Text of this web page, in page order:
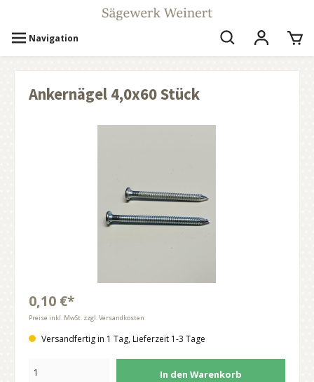
Navigation
Ankernägel 4,0x60 Stück
0,10 €*
Preise inkl. MwSt. zzgl. Versandkosten
Versandfertig in 1 Tag, Lieferzeit 1-3 Tage
In den Warenkorb